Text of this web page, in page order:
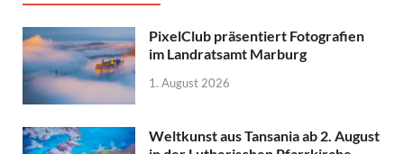
PixelClub präsentiert Fotografien
im Landratsamt Marburg
1. August 2026
Weltkunst aus Tansania ab 2. August